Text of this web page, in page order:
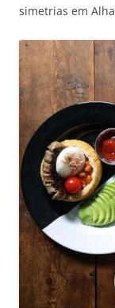
simetrias em